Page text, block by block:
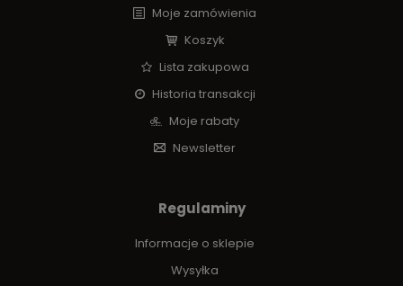
Moje zamówienia
Koszyk
Lista zakupowa
Historia transakcji
Moje rabaty
Newsletter
Regulaminy
Informacje o sklepie
Wysyłka